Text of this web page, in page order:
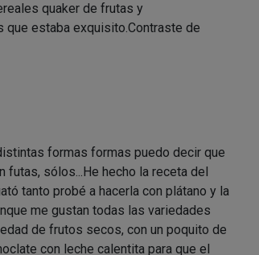
quaker de frutas y
que estaba exquisito.Contraste de
formas formas puedo decir que
futas, sólos...He hecho la receta del
tanto probé a hacerla con plátano y la
me gustan todas las variedades
de frutos secos, con un poquito de
con leche calentita para que el